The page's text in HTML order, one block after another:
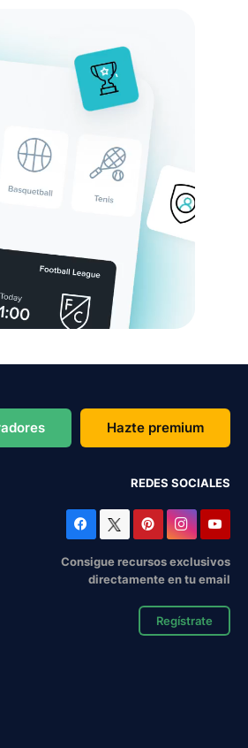
Hazte premium
REDES SOCIALES
Consigue recursos exclusivos
directamente en tu email
Regístrate